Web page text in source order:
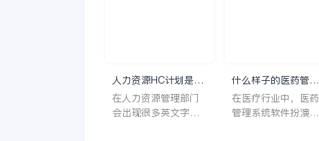
人力资源HC计划是什
么意思？
在人力资源管理部门
会出现很多英文字母
什么样子的医药管理
系统软件更好用？
在医疗行业中，医药
管理系统软件扮演着